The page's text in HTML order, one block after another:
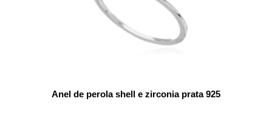
Anel de perola shell e zirconia prata 925